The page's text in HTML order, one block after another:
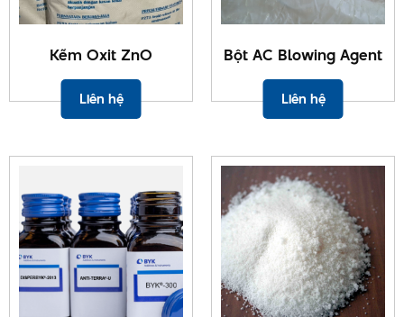
Kẽm Oxit ZnO
Liên hệ
Bột AC Blowing Agent
Liên hệ